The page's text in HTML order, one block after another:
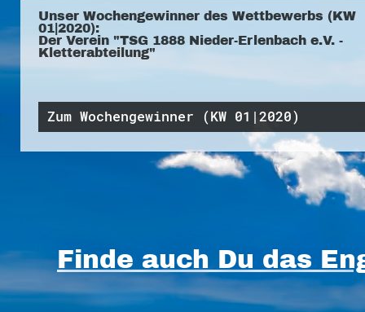
Unser Wochengewinner des Wettbewerbs (KW
01|2020):
Der Verein "TSG 1888 Nieder-Erlenbach e.V. -
Kletterabteilung"
Zum Wochengewinner (KW 01|2020)
Finde auch Du das